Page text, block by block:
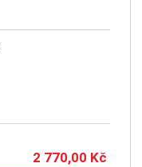
2 770,00 Kč